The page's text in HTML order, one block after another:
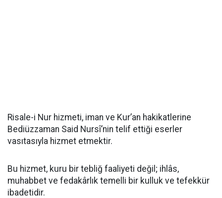
Risale-i Nur hizmeti, iman ve Kur’an hakikatlerine
Bediüzzaman Said Nursî’nin telif ettiği eserler
vasıtasıyla hizmet etmektir.
Bu hizmet, kuru bir tebliğ faaliyeti değil; ihlâs,
muhabbet ve fedakârlık temelli bir kulluk ve tefekkür
ibadetidir.